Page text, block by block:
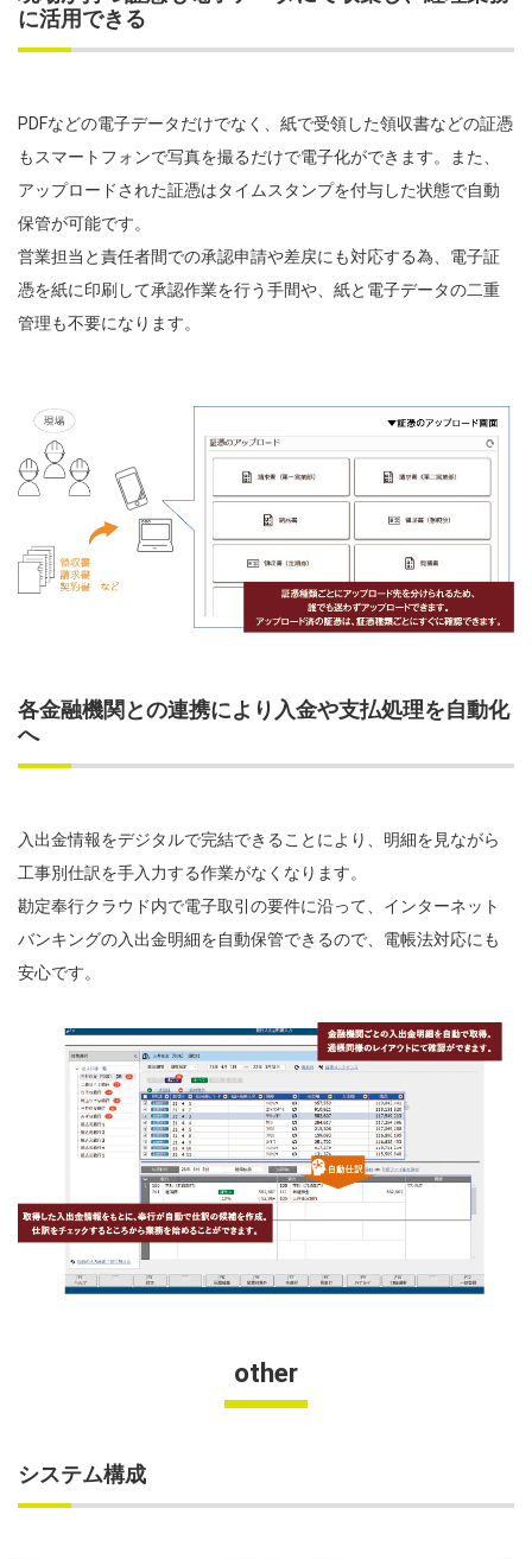
に活用できる
PDFなどの電子データだけでなく、紙で受領した領収書などの証憑
もスマートフォンで写真を撮るだけで電子化ができます。また、
アップロードされた証憑はタイムスタンプを付与した状態で自動
保管が可能です。
営業担当と責任者間での承認申請や差戻にも対応する為、電子証
憑を紙に印刷して承認作業を行う手間や、紙と電子データの二重
管理も不要になります。
各金融機関との連携により入金や支払処理を自動化
へ
入出金情報をデジタルで完結できることにより、明細を見ながら
工事別仕訳を手入力する作業がなくなります。
勘定奉行クラウド内で電子取引の要件に沿って、インターネット
バンキングの入出金明細を自動保管できるので、電帳法対応にも
安心です。
other
システム構成